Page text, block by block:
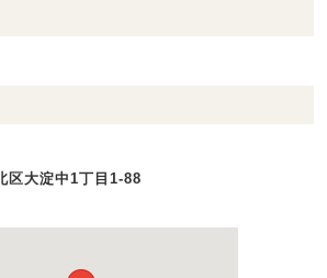
区大淀中1丁目1-88